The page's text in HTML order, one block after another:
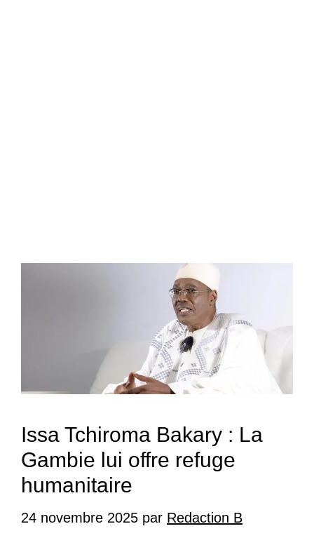
Issa Tchiroma Bakary : La
Gambie lui offre refuge
humanitaire
24 novembre 2025 par Redaction B